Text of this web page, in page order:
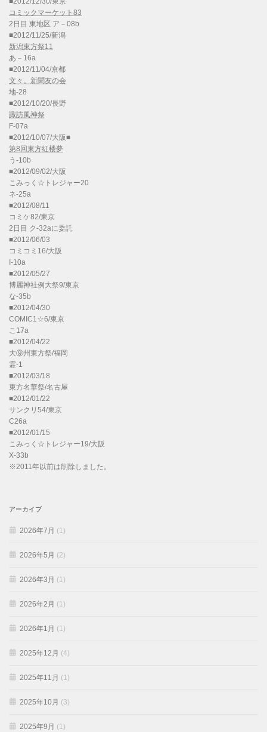
コミックマーケット83
2日目 東地区 ア－08b
■2012/11/25/新潟
新潟東方祭11
あ－16a
■2012/11/04/京都
文々。新聞友の会
地-28
■2012/10/20/長野
諏訪風神祭
F-07a
■2012/10/07/大阪■
第8回東方紅楼夢
う-10b
■2012/09/02/大阪
こみっく☆トレジャー20
ネ-25a
■2012/08/11
コミケ82/東京
2日目 ク-32aに委託
■2012/06/03
コミコミ16/大阪
I-10a
■2012/05/27
博麗神社例大祭9/東京
な-35b
■2012/04/30
COMIC1☆6/東京
こ17a
■2012/04/22
大⑨州東方祭/福岡
霊-1
■2012/03/18
東方名華祭/名古屋
■2012/01/22
サンクリ54/東京
C26a
■2012/01/15
こみっく☆トレジャー19/大阪
X-33b
※2011年以前は削除しました。
アーカイブ
2026年7月 (1)
2026年5月 (2)
2026年3月 (1)
2026年2月 (1)
2026年1月 (1)
2025年12月 (4)
2025年11月 (1)
2025年10月 (3)
2025年9月 (1)